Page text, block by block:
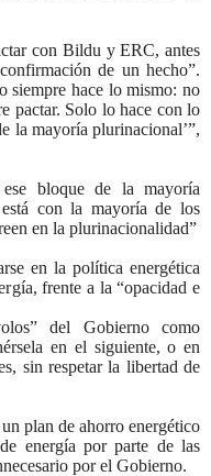
con Bildu y ERC, antes
de un hecho”.
siempre hace lo mismo: no
pactar. Solo lo hace con lo
la mayoría plurinacional’”,
bloque de la mayoría
con la mayoría de los
en la plurinacionalidad”
en la política energética
frente a la “opacidad e
del Gobierno como
en el siguiente, o en
sin respetar la libertad de
plan de ahorro energético
energía por parte de las
por el Gobierno.